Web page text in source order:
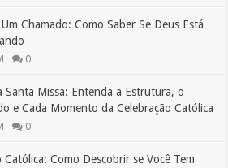
Chamado: Como Saber Se Deus Está
0
Santa Missa: Entenda a Estrutura, o
e Cada Momento da Celebração Católica
0
Católica: Como Descobrir se Você Tem